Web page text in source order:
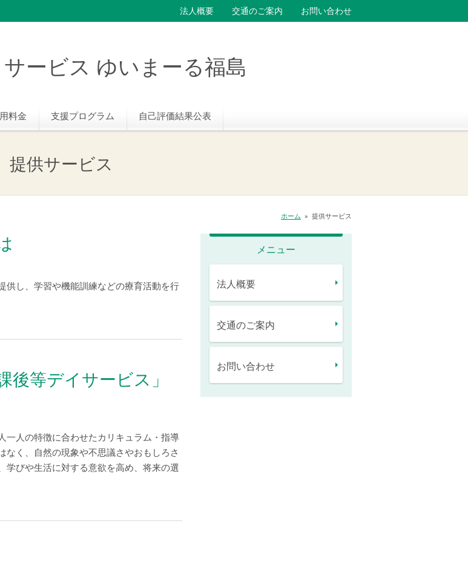
ービス ゆいまーる福島
法人概要 交通のご案内 お問い合わせ
料金 支援プログラム 自己評価結果公表
提供サービス
ホーム » 提供サービス
供し、学習や機能訓練などの療育活動を行
後等デイサービス」
一人の特徴に合わせたカリキュラム・指導
く、自然の現象や不思議さやおもしろさ
学びや生活に対する意欲を高め、将来の選
メニュー
法人概要
交通のご案内
お問い合わせ